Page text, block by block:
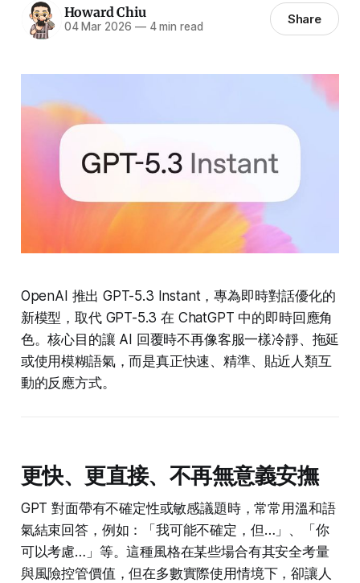
Howard Chiu
04 Mar 2026 —4 min read Share
OpenAI 推出 GPT-5.3 Instant，專為即時對話優化的
新模型，取代 GPT-5.3 在 ChatGPT 中的即時回應角
色。核心目的讓 AI 回覆時不再像客服一樣冷靜、拖延
或使用模糊語氣，而是真正快速、精準、貼近人類互
動的反應方式。
更快、更直接、不再無意義安撫
GPT 對面帶有不確定性或敏感議題時，常常用溫和語
氣結束回答，例如：「我可能不確定，但…」、「你
可以考慮…」等。這種風格在某些場合有其安全考量
與風險控管價值，但在多數實際使用情境下，卻讓人